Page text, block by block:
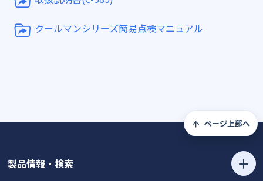
クールマンシリーズ簡易点検マニュアル
ページ上部へ
製品情報・検索